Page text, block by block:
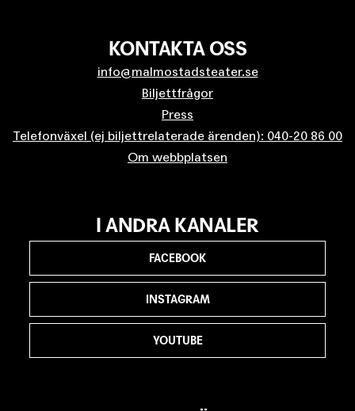
KONTAKTA OSS
info@malmostadsteater.se
Biljettfrågor
Press
Telefonväxel (ej biljettrelaterade ärenden): 040-20 86 00
Om webbplatsen
I ANDRA KANALER
FACEBOOK
INSTAGRAM
YOUTUBE